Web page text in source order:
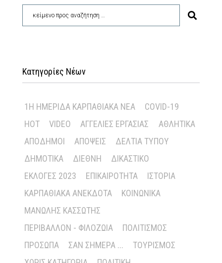
Κατηγορίες Νέων
1Η ΗΜΕΡΊΔΑ ΚΑΡΠΑΘΙΑΚΆ ΝΈΑ
COVID-19
HOT
VIDEO ΑΓΓΕΛΊΕΣ ΕΡΓΑΣΊΑΣ
ΑΘΛΗΤΙΚΆ
ΑΠΌΔΗΜΟΙ
ΑΠΌΨΕΙΣ
ΔΕΛΤΊΑ ΤΎΠΟΥ
ΔΗΜΟΤΙΚΆ
ΔΙΕΘΝΉ
ΔΙΚΑΣΤΙΚΌ
ΕΚΛΟΓΈΣ 2023
ΕΠΙΚΑΙΡΌΤΗΤΑ
ΙΣΤΟΡΊΑ
ΚΑΡΠΑΘΙΑΚΆ ΑΝΈΚΔΟΤΑ
ΚΟΙΝΩΝΙΚΆ
ΜΑΝΏΛΗΣ ΚΑΣΣΏΤΗΣ
ΠΕΡΙΒΆΛΛΟΝ - ΦΙΛΟΖΩΊΑ
ΠΟΛΙΤΙΣΜΌΣ
ΠΡΌΣΩΠΑ
ΣΑΝ ΣΉΜΕΡΑ ...
ΤΟΥΡΙΣΜΌΣ